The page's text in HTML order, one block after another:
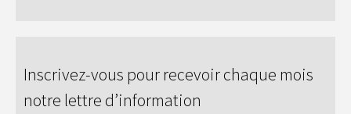
Inscrivez-vous pour recevoir chaque mois
notre lettre d’information